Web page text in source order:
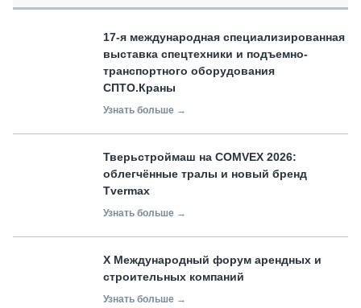
17-я международная специализированная
выставка спецтехники и подъемно-
транспортного оборудования
СПТО.Краны
Узнать больше →
Тверьстроймаш на COMVEX 2026:
облегчённые тралы и новый бренд
Tvermax
Узнать больше →
X Международный форум арендных и
строительных компаний
Узнать больше →